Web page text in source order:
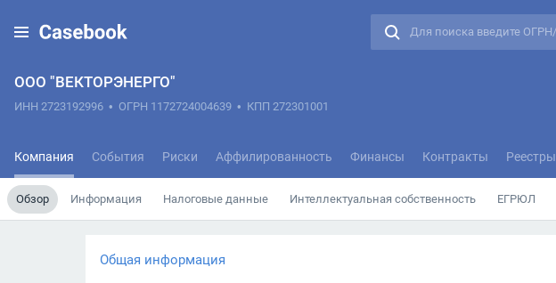
ООО "ВЕКТОРЭНЕРГО"
ИНН 2723192996 • ОГРН 1172724004639 • КПП 272301001
Компания События Риски Аффилированность Финансы Контракты Реестры
Обзор Информация Налоговые данные Интеллектуальная собственность ЕГРЮЛ
Общая информация